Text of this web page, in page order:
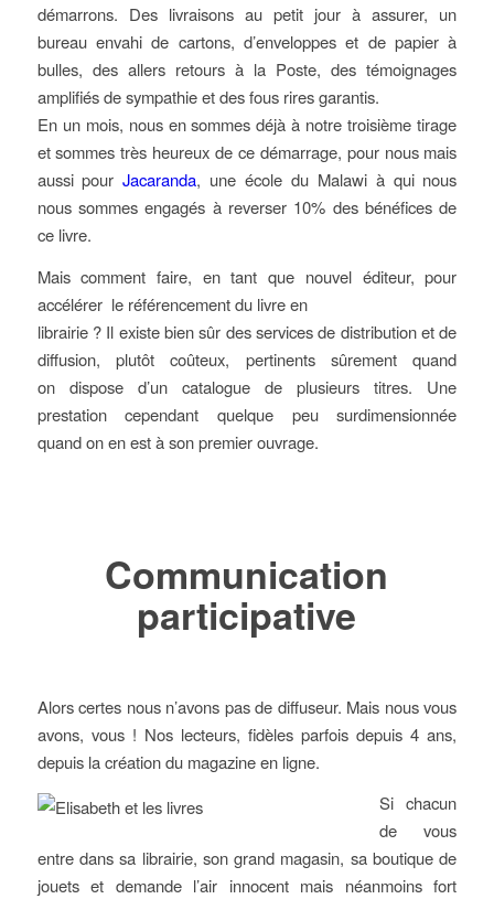
démarrons. Des livraisons au petit jour à assurer, un
bureau envahi de cartons, d’enveloppes et de papier à
bulles, des allers retours à la Poste, des témoignages
amplifiés de sympathie et des fous rires garantis.
En un mois, nous en sommes déjà à notre troisième tirage
et sommes très heureux de ce démarrage, pour nous mais
aussi pourJacaranda, une école du Malawi à qui nous
nous sommes engagés à reverser 10% des bénéfices de
ce livre.
Mais comment faire, en tant que nouvel éditeur, pour
accélérer le référencement du livre en
librairie ? Il existe bien sûr des services de distribution et de
diffusion, plutôt coûteux, pertinents sûrement quand
on dispose d’un catalogue de plusieurs titres. Une
prestation cependant quelque peu surdimensionnée
quand on en est à son premier ouvrage.
Communication
participative
Alors certes nous n’avons pas de diffuseur. Mais nous vous
avons, vous ! Nos lecteurs, fidèles parfois depuis 4 ans,
depuis la création du magazine en ligne.
Si chacun
de vous
entre dans sa librairie, son grand magasin, sa boutique de
jouets et demande l’air innocent mais néanmoins fort